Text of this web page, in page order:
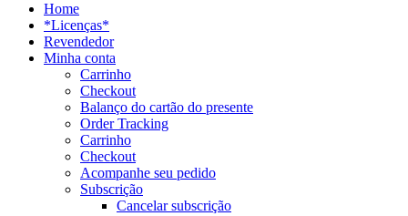
Home
*Licenças*
Revendedor
Minha conta
Carrinho
Checkout
Balanço do cartão do presente
Order Tracking
Carrinho
Checkout
Acompanhe seu pedido
Subscrição
Cancelar subscrição